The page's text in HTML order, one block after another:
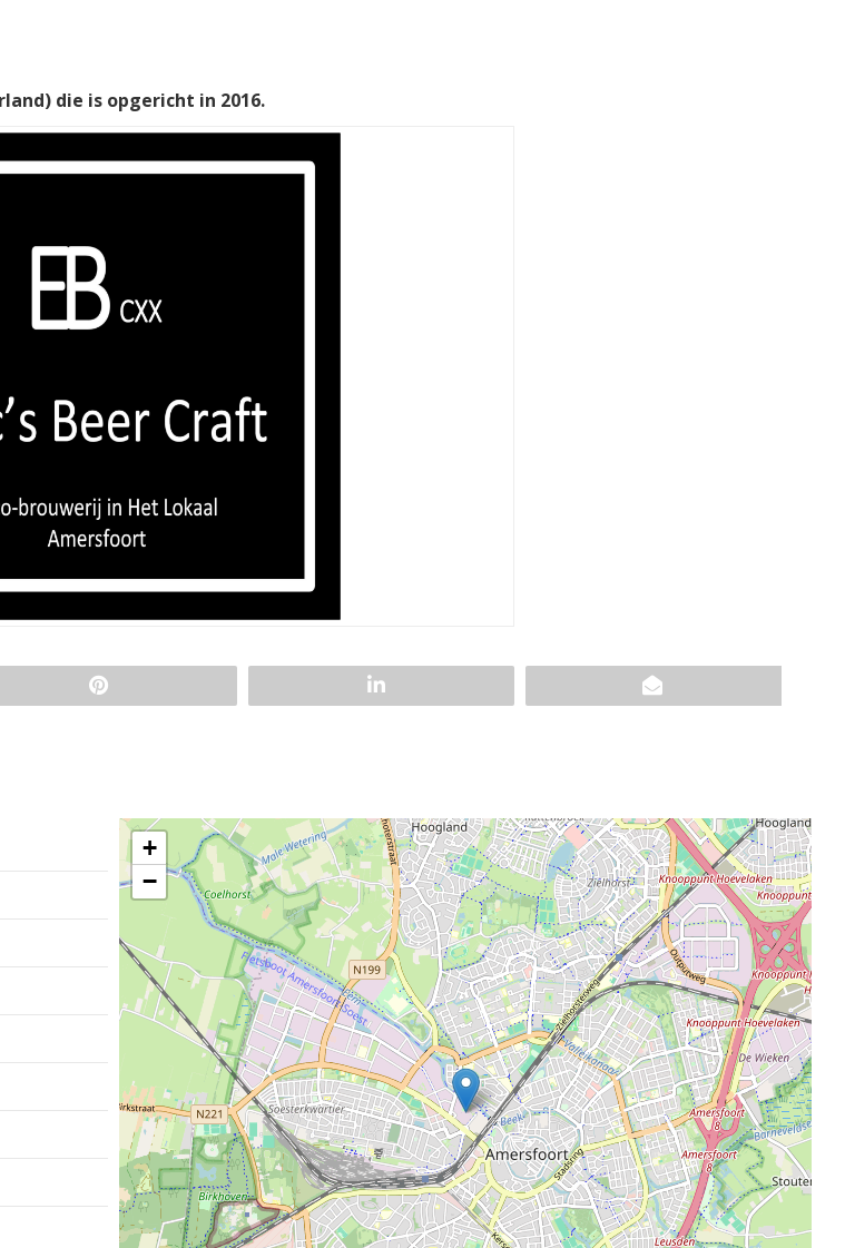
die is opgericht in 2016.
+
−